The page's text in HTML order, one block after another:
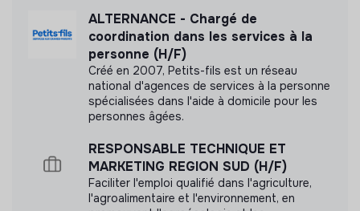
ALTERNANCE - Chargé de
coordination dans les services à la
personne (H/F)
Créé en 2007, Petits-fils est un réseau
national d'agences de services à la personne
spécialisées dans l'aide à domicile pour les
personnes âgées.
RESPONSABLE TECHNIQUE ET
MARKETING REGION SUD (H/F)
Faciliter l'emploi qualifié dans l'agriculture,
l'agroalimentaire et l'environnement, en